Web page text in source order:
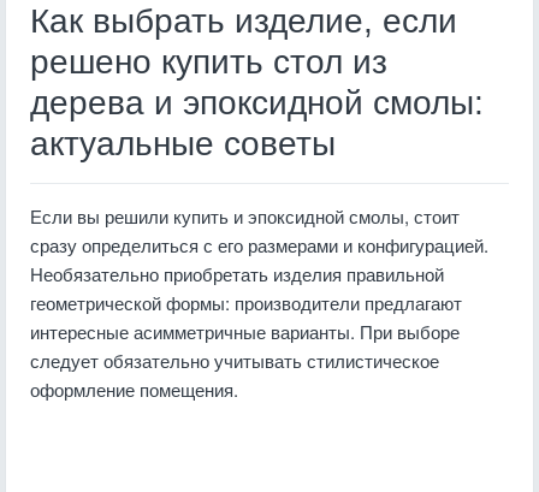
Как выбрать изделие, если
решено купить стол из
дерева и эпоксидной смолы:
актуальные советы
Если вы решили купить и эпоксидной смолы, стоит
сразу определиться с его размерами и конфигурацией.
Необязательно приобретать изделия правильной
геометрической формы: производители предлагают
интересные асимметричные варианты. При выборе
следует обязательно учитывать стилистическое
оформление помещения.